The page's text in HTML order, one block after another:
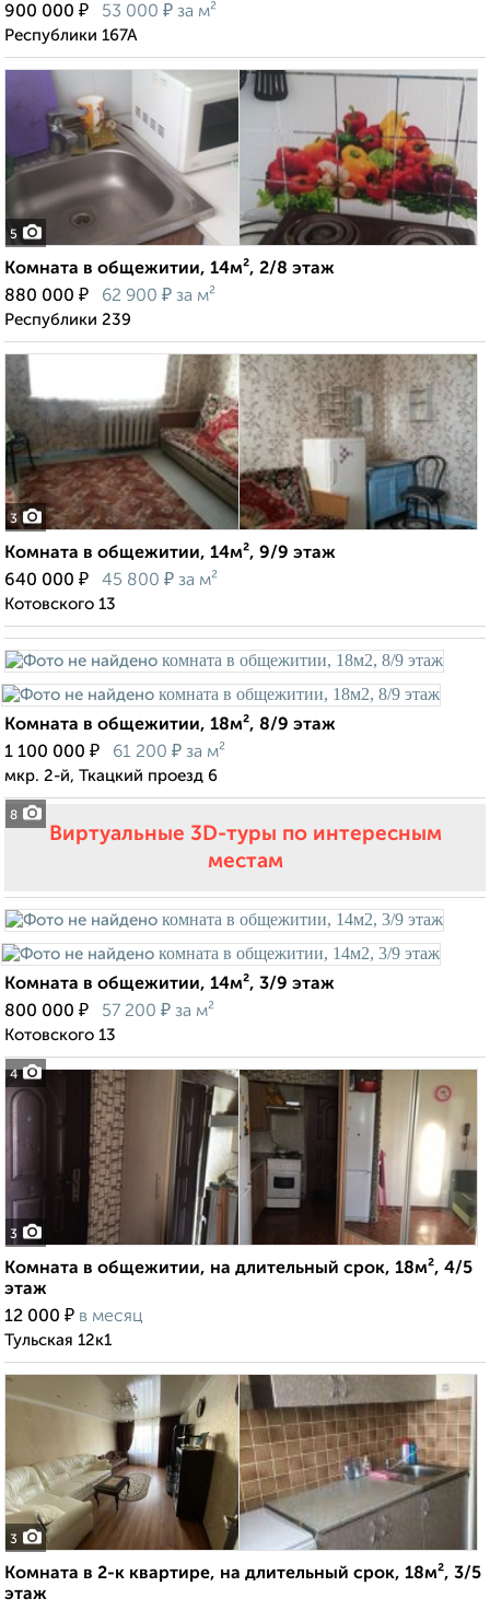
900 000 ₽ 53 000 ₽ за м²
Республики 167А
5
Комната в общежитии, 14м², 2/8 этаж
880 000 ₽ 62 900 ₽ за м²
Республики 239
3
Комната в общежитии, 14м², 9/9 этаж
640 000 ₽ 45 800 ₽ за м²
Котовского 13
8
Комната в общежитии, 18м², 8/9 этаж
1 100 000 ₽ 61 200 ₽ за м²
мкр. 2-й, Ткацкий проезд 6
Виртуальные 3D-туры по интересным
местам
4
Комната в общежитии, 14м², 3/9 этаж
800 000 ₽ 57 200 ₽ за м²
Котовского 13
3
Комната в общежитии, на длительный срок, 18м², 4/5
этаж
12 000 ₽ в месяц
Тульская 12к1
3
Комната в 2-к квартире, на длительный срок, 18м², 3/5
этаж